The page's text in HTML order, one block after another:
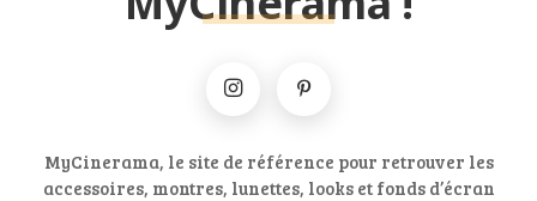
MyCinerama, le site de référence pour retrouver les
accessoires, montres, lunettes, looks et fonds d’écran